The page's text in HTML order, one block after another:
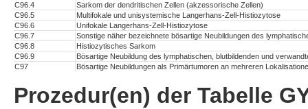
C96.4
Sarkom der dendritischen Zellen (akzessorische Zellen)
C96.5
Multifokale und unisystemische Langerhans-Zell-Histiozytose
C96.6
Unifokale Langerhans-Zell-Histiozytose
C96.7
Sonstige näher bezeichnete bösartige Neubildungen des
C96.8
Histiozytisches Sarkom
C96.9
Bösartige Neubildung des lymphatischen, blutbildenden und
C97
Bösartige Neubildungen als Primärtumoren an mehreren
Prozedur(en) der Tabelle